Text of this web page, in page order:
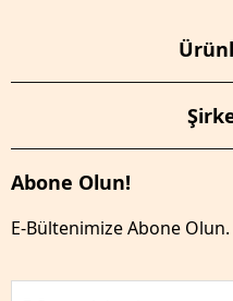
Abone Olun!
E-Bültenimize Abone Olun.